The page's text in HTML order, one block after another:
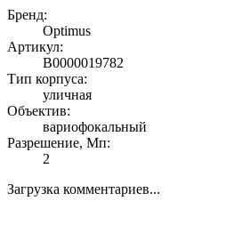
Бренд:
Optimus
Артикул:
В0000019782
Тип корпуса:
уличная
Объектив:
вариофокальный
Разрешение, Мп:
2
Загрузка комментариев...